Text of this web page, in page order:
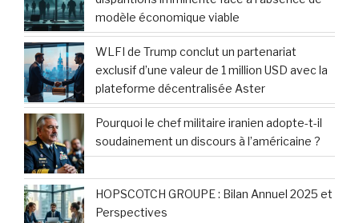
des lieux et perspectives
Tunisie : mobilisation citoyenne massive
contre le racisme et les violences
répressives
Eurazeo célèbre le triomphe de sa toute
première émission d’obligations senior de
Le 7 avril 2026, les tensions financières
s’allègent pour 3 signes du zodiaque :